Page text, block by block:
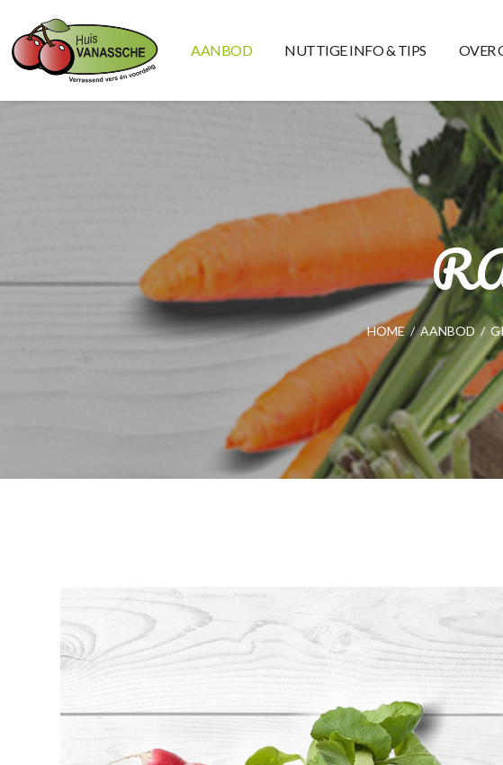
AANBOD NUTTIGE INFO & TIPS OVER
HOME / AANBOD /